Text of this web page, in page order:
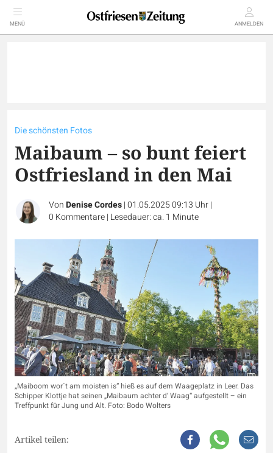
MENÜ ANMELDEN
Die schönsten Fotos
Maibaum – so bunt feiert
Ostfriesland in den Mai
VonDenise Cordes|01.05.2025 09:13 Uhr|
0 Kommentare| Lesedauer: ca. 1 Minute
„Maiboom wor´t am moisten is“ hieß es auf dem Waageplatz in Leer. Das
Schipper Klottje hat seinen „Maibaum achter d‘ Waag“ aufgestellt – ein
Treffpunkt für Jung und Alt. Foto: Bodo Wolters
Artikel teilen: